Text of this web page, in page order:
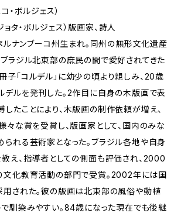
・ボルジェス）
タ・ボルジェス）版画家、詩人
ルナンブーコ州生まれ。同州の無形文化遺産
ブラジル北東部の庶民の間で愛好されてきた
「コルデル」に幼少の頃より親しみ、20歳
デルを発刊した。2作目に自身の木版画で表
たことにより、木版画の制作依頼が増え、
々な賞を受賞し、版画家として、国内のみな
られる芸術家となった。ブラジル各地や自身
え、指導者としての側面も評価され、2000
文化教育活動の部門で受賞。2002年には国
用された。彼の版画は北東部の風俗や動植
で馴染みやすい。84歳になった現在でも後継